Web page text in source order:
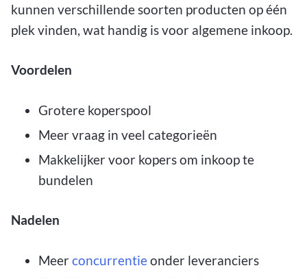
kunnen verschillende soorten producten op één
plek vinden, wat handig is voor algemene inkoop.
Voordelen
Grotere koperspool
Meer vraag in veel categorieën
Makkelijker voor kopers om inkoop te
bundelen
Nadelen
Meerconcurrentieonder leveranciers